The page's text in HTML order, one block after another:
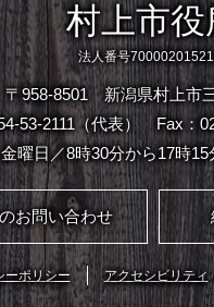
村上市役
法人番号
〒958-8501 新潟県村上市
53-2111（代表）
Fax：
曜日／8時30分から17時15
お問い合わせ
ーポリシー アクセシビリティ